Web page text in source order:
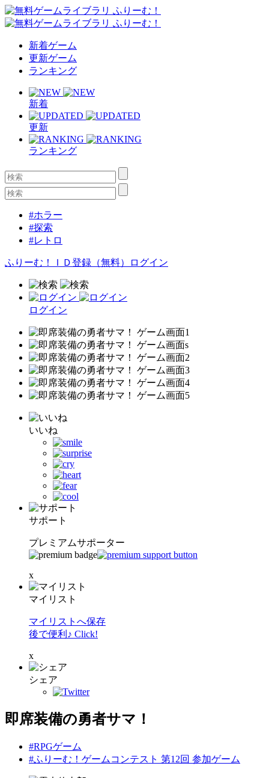
新着ゲーム
更新ゲーム
ランキング
新着
更新
ランキング
#ホラー
#探索
#レトロ
ふりーむ！ＩＤ登録（無料） ログイン
ログイン
いいね
サポート
プレミアムサポーター
x
マイリスト
マイリストへ保存
後で便利♪ Click!
x
シェア
即席装備の勇者サマ！
#RPGゲーム
#ふりーむ！ゲームコンテスト 第12回 参加ゲーム